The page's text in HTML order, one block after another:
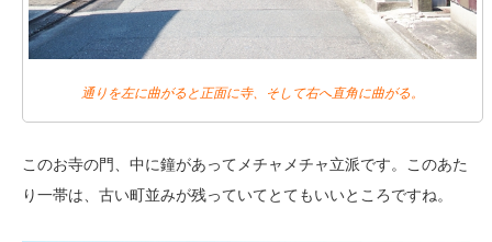
通りを左に曲がると正面に寺、そして右へ直角に曲がる。
このお寺の門、中に鐘があってメチャメチャ立派です。このあた
り一帯は、古い町並みが残っていてとてもいいところですね。